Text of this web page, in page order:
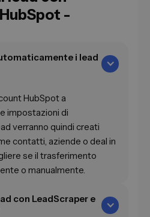
-
i lead
HubSpot a
impostazioni di
verranno quindi creati
contatti, aziende o deal in
se il trasferimento
o manualmente.
con LeadScraper e